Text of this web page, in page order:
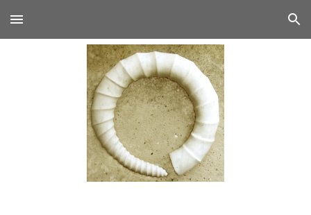
Skip to main content Skip to navigation